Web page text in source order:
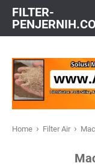
FILTER-
Home › Filter Air ›